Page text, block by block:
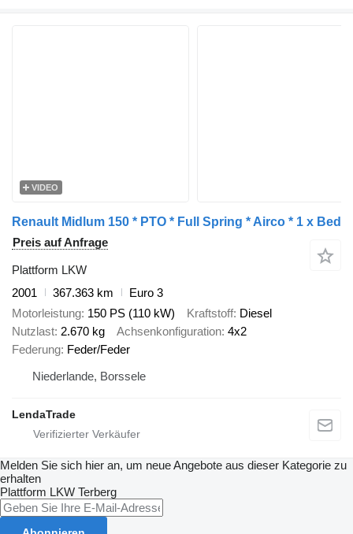
VIDEO
Renault Midlum 150 * PTO * Full Spring * Airco * 1 x Bed
Preis auf Anfrage
Plattform LKW
2001
367.363 km
Euro 3
Motorleistung 150 PS (110 kW) Kraftstoff Diesel
Nutzlast 2.670 kg Achsenkonfiguration 4x2
Federung Feder/Feder
Niederlande, Borssele
LendaTrade
Melden Sie sich hier an, um neue Angebote aus dieser Kategorie zu
erhalten
Plattform LKW Terberg